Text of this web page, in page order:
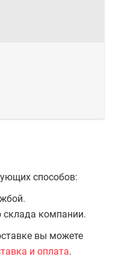
способов:
компании.
вы можете
и оплата.